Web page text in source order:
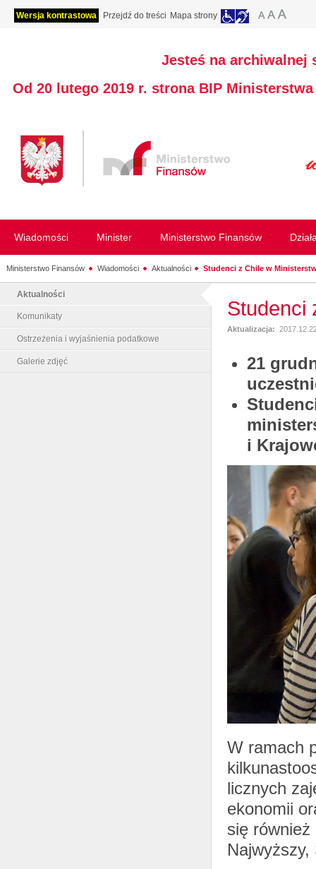
Wersja kontrastowa Przejdź do treści Mapa strony
Jesteś na archiwalnej
Od 20 lutego 2019 r. strona BIP
Wiadomości Minister Ministerstwo Finansów
Ministerstwo Finansów Wiadomości Aktualności Studenci z Chile w
Aktualności
Komunikaty
Ostrzeżenia i wyjaśnienia podatkowe
Galerie zdjęć
Studenci
Aktualizacja:
21
i
W ramach
licznych
ekonomii
się